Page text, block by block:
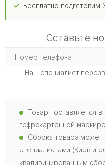
Бесплатно подготовим
Оставьте
Наш специалист
Товар поставляется
гофрокартонной
Сборка товара может
специалистами (Киев и
квалифицированным